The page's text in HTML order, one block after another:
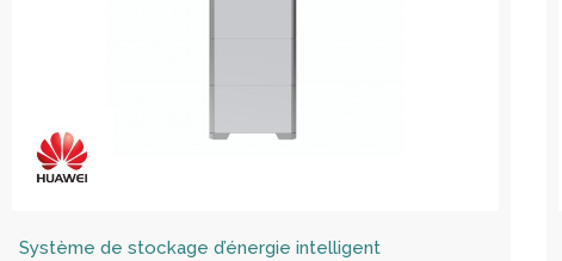
Système de stockage d’énergie intelligent